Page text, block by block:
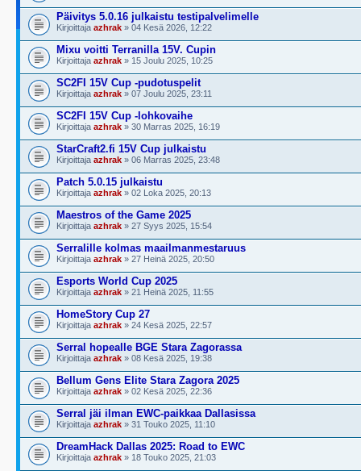
Päivitys 5.0.16 julkaistu testipalvelimelle
Kirjoittaja azhrak » 04 Kesä 2026, 12:22
Mixu voitti Terranilla 15V. Cupin
Kirjoittaja azhrak » 15 Joulu 2025, 10:25
SC2FI 15V Cup -pudotuspelit
Kirjoittaja azhrak » 07 Joulu 2025, 23:11
SC2FI 15V Cup -lohkovaihe
Kirjoittaja azhrak » 30 Marras 2025, 16:19
StarCraft2.fi 15V Cup julkaistu
Kirjoittaja azhrak » 06 Marras 2025, 23:48
Patch 5.0.15 julkaistu
Kirjoittaja azhrak » 02 Loka 2025, 20:13
Maestros of the Game 2025
Kirjoittaja azhrak » 27 Syys 2025, 15:54
Serralille kolmas maailmanmestaruus
Kirjoittaja azhrak » 27 Heinä 2025, 20:50
Esports World Cup 2025
Kirjoittaja azhrak » 21 Heinä 2025, 11:55
HomeStory Cup 27
Kirjoittaja azhrak » 24 Kesä 2025, 22:57
Serral hopealle BGE Stara Zagorassa
Kirjoittaja azhrak » 08 Kesä 2025, 19:38
Bellum Gens Elite Stara Zagora 2025
Kirjoittaja azhrak » 02 Kesä 2025, 22:36
Serral jäi ilman EWC-paikkaa Dallasissa
Kirjoittaja azhrak » 31 Touko 2025, 11:10
DreamHack Dallas 2025: Road to EWC
Kirjoittaja azhrak » 18 Touko 2025, 21:03